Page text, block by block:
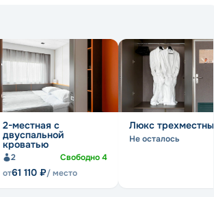
2-местная с
двуспальной
кроватью
2 Свободно4
от61 110 ₽/ место
Люкс трехместный
Не осталось